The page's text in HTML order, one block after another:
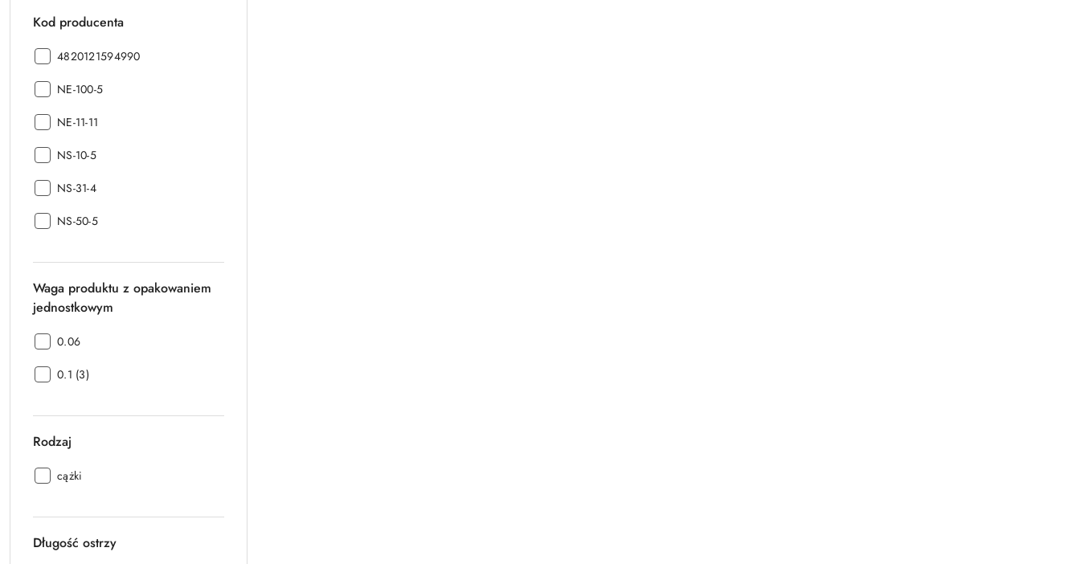
Kod producenta
Kod
4820121594990
Kod
NE-100-5
Kod
NE-11-11
Kod
NS-10-5
Kod
NS-31-4
Kod
NS-50-5
Waga produktu z opakowaniem
jednostkowym
Waga
z
0.06
Waga
jednostkowym:
0.1 (3)
Rodzaj
Rodzaj:
cążki
Długość ostrzy